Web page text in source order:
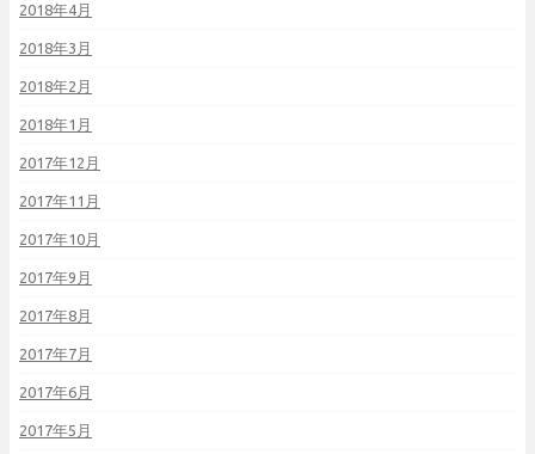
2018年4月
2018年3月
2018年2月
2018年1月
2017年12月
2017年11月
2017年10月
2017年9月
2017年8月
2017年7月
2017年6月
2017年5月